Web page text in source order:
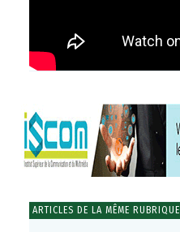
ARTICLES DE LA MÊME RUBRIQUE